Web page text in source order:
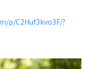
p/C2Huf3kvo3F/?